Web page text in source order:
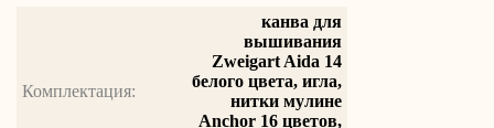
Комплектация:
канва для
вышивания
Zweigart Aida 14
белого цвета, игла,
нитки мулине
Anchor 16 цветов,